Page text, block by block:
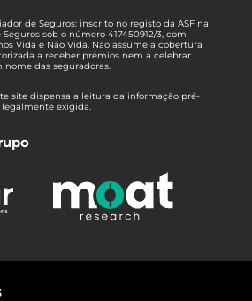
de Seguros: inscrito no registo da ASF na
sob o número 417450912/3, com
Vida e Não Vida. Não assume a cobertura
a receber prémios nem a celebrar
das seguradoras.
site dispensa a leitura da informação pré-
exigida.